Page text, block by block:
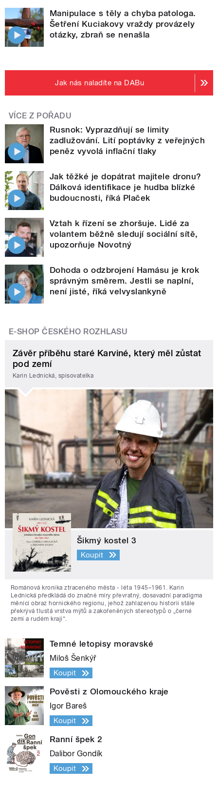
Manipulace s těly a chyba patologa.
Šetření Kuciakovy vraždy provázely
otázky, zbraň se nenašla
Jak nás naladíte na DABu
VÍCE Z POŘADU
Rusnok: Vyprazdňují se limity
zadlužování. Lití poptávky z veřejných
peněz vyvolá inflační tlaky
Jak těžké je dopátrat majitele dronu?
Dálková identifikace je hudba blízké
budoucnosti, říká Plaček
Vztah k řízení se zhoršuje. Lidé za
volantem běžně sledují sociální sítě,
upozorňuje Novotný
Dohoda o odzbrojení Hamásu je krok
správným směrem. Jestli se naplní,
není jisté, říká velvyslankyně
E-SHOP ČESKÉHO ROZHLASU
Závěr příběhu staré Karviné, který měl zůstat
pod zemí
Karin Lednická, spisovatelka
Šikmý kostel 3
Koupit
Románová kronika ztraceného města - léta 1945–1961. Karin
Lednická předkládá do značné míry převratný, dosavadní paradigma
měnící obraz hornického regionu, jehož zahlazenou historii stále
překrývá tlustá vrstva mýtů a zakořeněných stereotypů o „černé
zemi a rudém kraji“.
Temné letopisy moravské
Miloš Šenkýř
Koupit
Pověsti z Olomouckého kraje
Igor Bareš
Koupit
Ranní špek 2
Dalibor Gondík
Koupit